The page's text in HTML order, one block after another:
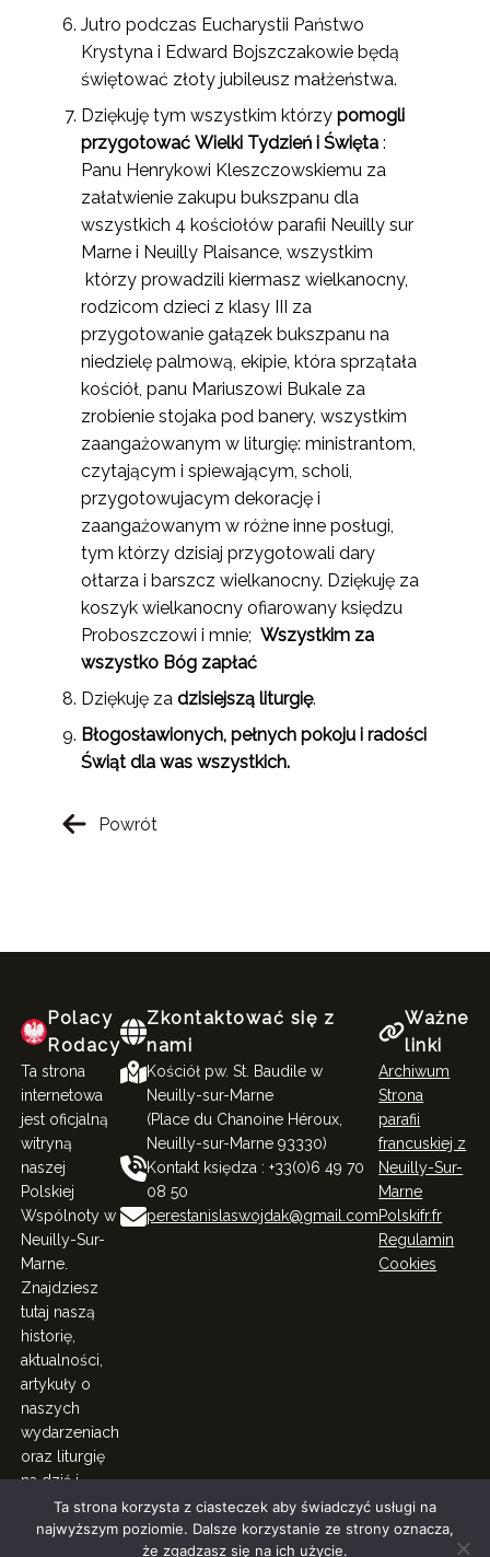
Jutro podczas Eucharystii Państwo
Krystyna i Edward Bojszczakowie będą
świętować złoty jubileusz małżeństwa.
Dziękuję tym wszystkim którzy pomogli
przygotować Wielki Tydzień i Święta :
Panu Henrykowi Kleszczowskiemu za
załatwienie zakupu bukszpanu dla
wszystkich 4 kościołów parafii Neuilly sur
Marne i Neuilly Plaisance, wszystkim
którzy prowadzili kiermasz wielkanocny,
rodzicom dzieci z klasy III za
przygotowanie gałązek bukszpanu na
niedzielę palmową, ekipie, która sprzątała
kościół, panu Mariuszowi Bukale za
zrobienie stojaka pod banery, wszystkim
zaangażowanym w liturgię: ministrantom,
czytającym i spiewającym, scholi,
przygotowujacym dekorację i
zaangażowanym w różne inne posługi,
tym którzy dzisiaj przygotowali dary
ołtarza i barszcz wielkanocny. Dziękuję za
koszyk wielkanocny ofiarowany księdzu
Proboszczowi i mnie; Wszystkim za
wszystko Bóg zapłać
Dziękuję za dzisiejszą liturgię.
Błogosławionych, pełnych pokoju i radości
Świąt dla was wszystkich.
Powrót
Polacy
Rodacy
Ta strona
internetowa
jest oficjalną
witryną
naszej
Polskiej
Wspólnoty w
Neuilly-Sur-
Marne.
Znajdziesz
tutaj naszą
historię,
aktualności,
artykuły o
naszych
wydarzeniach
oraz liturgię
na dziś i
więcej.
Zkontaktować się z
nami
Kościół pw. St. Baudile w
Neuilly-sur-Marne
(Place du Chanoine Héroux,
Neuilly-sur-Marne 93330)
Kontakt księdza : +33(0)6 49 70
08 50
perestanislaswojdak@gmail.com
Ważne
linki
Archiwum
Strona
parafii
francuskiej z
Neuilly-Sur-
Marne
Polskifr.fr
Regulamin
Cookies
© Polacy Rodacy w Neuilly-Sur-Marne. All Right Reserved
2023.
Ta strona korzysta z ciasteczek aby świadczyć usługi na
najwyższym poziomie. Dalsze korzystanie ze strony oznacza,
że zgadzasz się na ich użycie.